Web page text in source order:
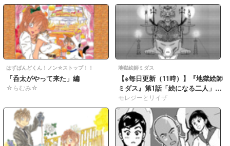
はずばんどくん！ノン☆ストップ！！
「呑太がやって来た」編
☆らむみ☆
地獄絵師ミダス
【※毎日更新（11時）】『地獄絵師
ミダス』第1話「絵になる二人」
053
モレジーとリイザ